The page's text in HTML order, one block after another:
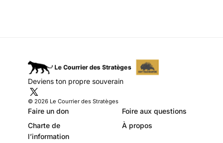
d’exploiter cette installation
non autorisée.
Deviens ton propre souverain
© 2026 Le Courrier des Stratèges
Faire un don
Foire aux questions
Charte de
l’information
À propos